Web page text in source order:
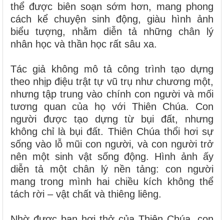
thể được biên soạn sớm hơn, mang phong
cách kể chuyện sinh động, giàu hình ảnh
biểu tượng, nhằm diễn tả những chân lý
nhân học và thần học rất sâu xa.
Tác giả không mô tả công trình tạo dựng
theo nhịp điệu trật tự vũ trụ như chương một,
nhưng tập trung vào chính con người và mối
tương quan của họ với Thiên Chúa. Con
người được tạo dựng từ bụi đất, nhưng
không chỉ là bụi đất. Thiên Chúa thổi hơi sự
sống vào lỗ mũi con người, và con người trở
nên một sinh vật sống động. Hình ảnh ấy
diễn tả một chân lý nền tảng: con người
mang trong mình hai chiều kích không thể
tách rời – vật chất và thiêng liêng.